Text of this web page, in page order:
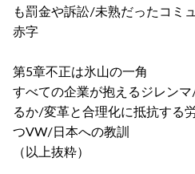
も罰金や訴訟/未熟だったコミ
赤字
第5章不正は氷山の一角
すべての企業が抱えるジレン
るか/変革と合理化に抵抗する
つVW/日本への教訓
（以上抜粋）